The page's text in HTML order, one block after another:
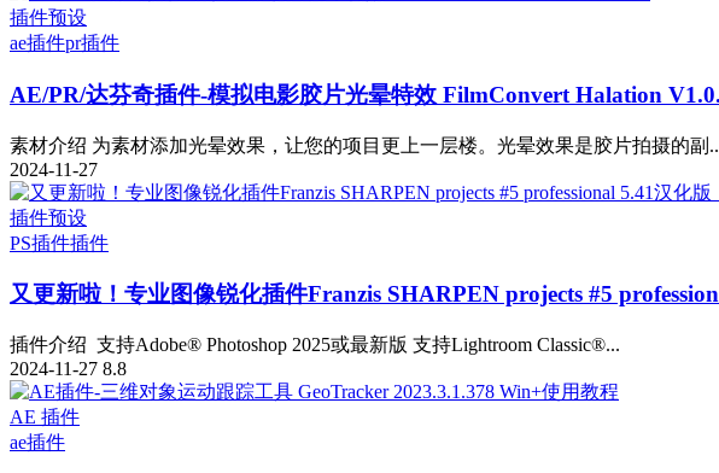
插件预设
ae插件pr插件
AE/PR/达芬奇插件-模拟电影胶片光晕特效 FilmConvert Halation
素材介绍 为素材添加光晕效果，让您的项目更上一层楼。光晕效果是胶片拍摄的副
2024-11-27
插件预设
PS插件插件
又更新啦！专业图像锐化插件Franzis SHARPEN projects #5
插件介绍 支持Adobe® Photoshop 2025或最新版 支持Lightroom Classic®...
2024-11-27 8.8
AE 插件
ae插件